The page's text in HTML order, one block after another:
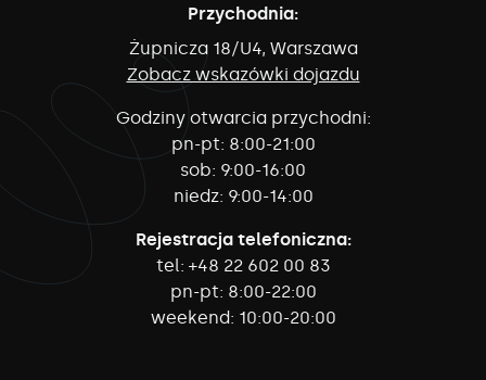
Przychodnia:
Żupnicza 18/U4, Warszawa
Zobacz wskazówki dojazdu
Godziny otwarcia przychodni:
pn-pt: 8:00-21:00
sob: 9:00-16:00
niedz: 9:00-14:00
Rejestracja telefoniczna:
tel: +48 22 602 00 83
pn-pt: 8:00-22:00
weekend: 10:00-20:00